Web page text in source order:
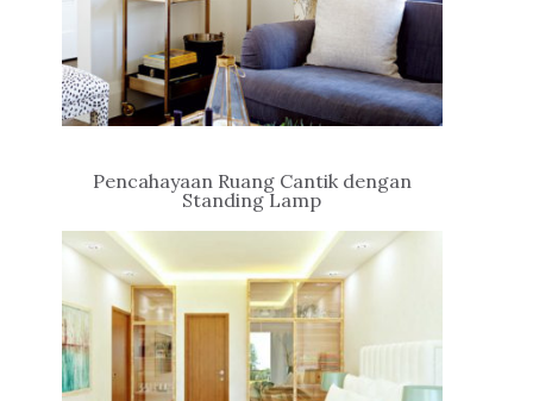
Pencahayaan Ruang Cantik dengan
Standing Lamp